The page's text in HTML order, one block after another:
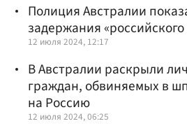
Полиция Австралии
задержания
12 июля 2024, 12:17
В Австралии раскрыли
граждан, обвиняемых в
на Россию
12 июля 2024, 06:25